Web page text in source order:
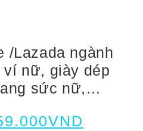
/Lazada ngành
nữ, giày dép
sức nữ,…
VND